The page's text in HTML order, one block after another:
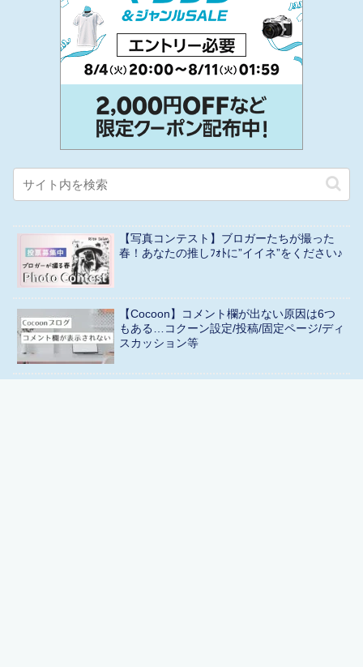
【写真コンテスト】ブロガーたちが撮った
春！あなたの推しﾌｫﾄに”イイネ”をください♪
【Cocoon】コメント欄が出ない原因は6つ
もある…コクーン設定/投稿/固定ページ/ディ
スカッション等